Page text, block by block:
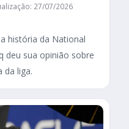
27/07/2026
história da National
deu sua opinião sobre
da liga.